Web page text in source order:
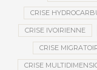
CRISE
CRISE IVOIRIENNE
CRISE
CRISE